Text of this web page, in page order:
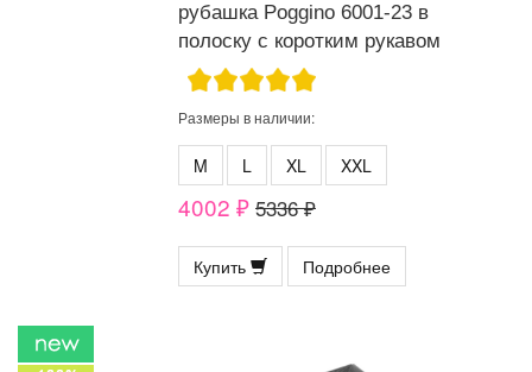
рубашка Poggino 6001-23 в
полоску с коротким рукавом
Размеры в наличии:
M L XL XXL
4002 ₽ 5336 ₽
Купить Подробнее